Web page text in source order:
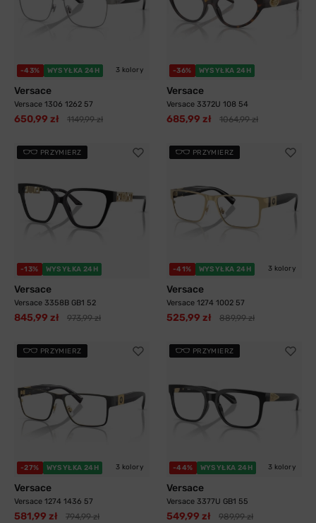
-43% WYSYŁKA 24H 3 kolory
Versace
Versace 1306 1262 57
650,99 zł 1149,99 zł
-36% WYSYŁKA 24H
Versace
Versace 3372U 108 54
685,99 zł 1064,99 zł
PRZYMIERZ
-13% WYSYŁKA 24H
Versace
Versace 3358B GB1 52
845,99 zł 973,99 zł
PRZYMIERZ
-41% WYSYŁKA 24H 3 kolory
Versace
Versace 1274 1002 57
525,99 zł 889,99 zł
PRZYMIERZ
-27% WYSYŁKA 24H 3 kolory
Versace
Versace 1274 1436 57
581,99 zł 794,99 zł
PRZYMIERZ
-44% WYSYŁKA 24H 3 kolory
Versace
Versace 3377U GB1 55
549,99 zł 989,99 zł